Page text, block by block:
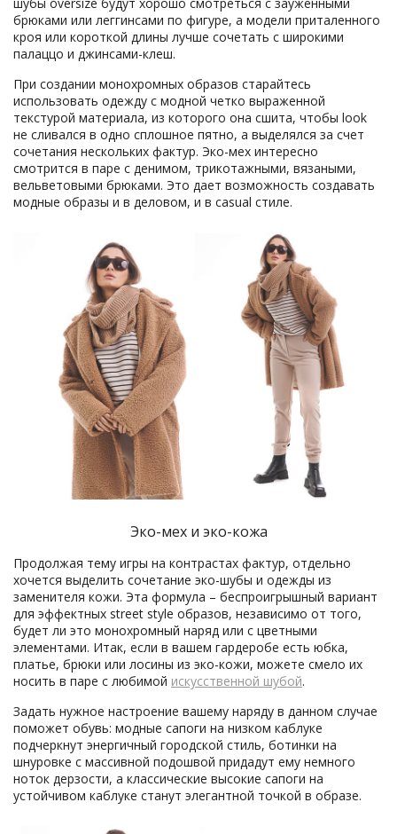
брюками или леггинсами по фигуре, а модели приталенного
кроя или короткой длины лучше сочетать с широкими
палаццо и джинсами-клеш.
При создании монохромных образов старайтесь
использовать одежду с модной четко выраженной
текстурой материала, из которого она сшита, чтобы look
не сливался в одно сплошное пятно, а выделялся за счет
сочетания нескольких фактур. Эко-мех интересно
смотрится в паре с денимом, трикотажными, вязаными,
вельветовыми брюками. Это дает возможность создавать
модные образы и в деловом, и в casual стиле.
Эко-мех и эко-кожа
Продолжая тему игры на контрастах фактур, отдельно
хочется выделить сочетание эко-шубы и одежды из
заменителя кожи. Эта формула – беспроигрышный вариант
для эффектных street style образов, независимо от того,
будет ли это монохромный наряд или с цветными
элементами. Итак, если в вашем гардеробе есть юбка,
платье, брюки или лосины из эко-кожи, можете смело их
носить в паре с любимой искусственной шубой.
Задать нужное настроение вашему наряду в данном случае
поможет обувь: модные сапоги на низком каблуке
подчеркнут энергичный городской стиль, ботинки на
шнуровке с массивной подошвой придадут ему немного
ноток дерзости, а классические высокие сапоги на
устойчивом каблуке станут элегантной точкой в образе.